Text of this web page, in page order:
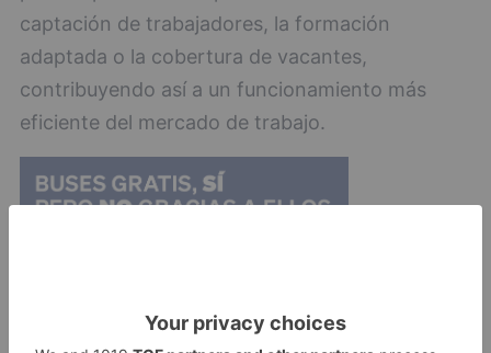
captación de trabajadores, la formación
adaptada o la cobertura de vacantes,
contribuyendo así a un funcionamiento más
eficiente del mercado de trabajo.